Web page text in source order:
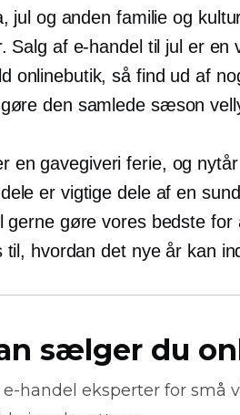
jul og anden familie og
Salg af e-handel til jul er en
onlinebutik, så find ud af
den samlede sæson
engavegiveri ferie, og
er vigtige dele af en
gerne gøre vores bedste for
til, hvordan det nye år kan
sælger du
e-handel eksperter for små